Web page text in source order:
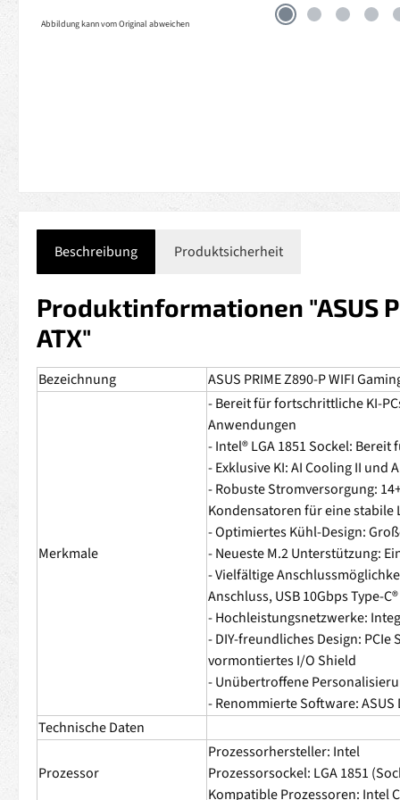
Abbildung kann vom Original abweichen
Beschreibung Produktsicherheit
Produktinformationen "ASUS
ATX"
Bezeichnung ASUS PRIME Z890-P WIFI
Merkmale
- Bereit für fortschrittliche KI-
Anwendungen
- Intel® LGA 1851 Sockel:
- Exklusive KI: AI Cooling II
- Robuste Stromversorgung:
Kondensatoren für eine stabile
- Optimiertes Kühl-Design:
- Neueste M.2 Unterstützung:
- Vielfältige
Anschluss, USB 10Gbps Type-
- Hochleistungsnetzwerke:
- DIY-freundliches Design: PCIe
vormontiertes I/O Shield
- Unübertroffene
- Renommierte Software: ASUS
Technische Daten
Prozessor
Prozessorhersteller: Intel
Prozessorsockel: LGA 1851
Kompatible Prozessoren: Intel